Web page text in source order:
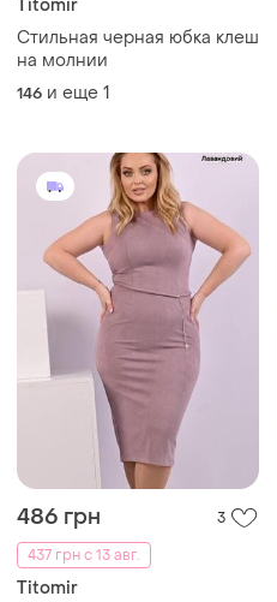
Titomir
Стильная черная юбка клеш
на молнии
146 и еще 1
486 грн
3
437 грн с 13 авг.
Titomir